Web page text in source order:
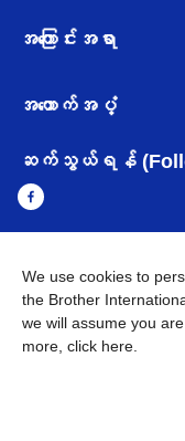
အကြောင်းအရာ
အထောက်အပံ့
ဆက်သွယ်ရန်
Myanmar Brother
အချက်အလက်မူဝါဒ
Brother Global ဝက်ဆိုဒ်သို့သွာ
BROTHER
We use cookies to
the Brother
we will assume you
more, click here